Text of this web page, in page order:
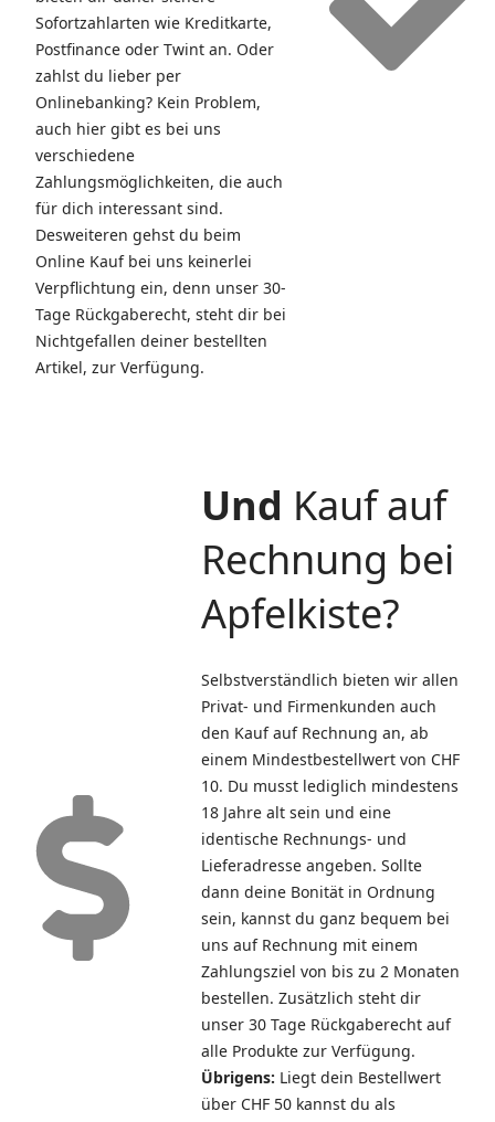
Sofortzahlarten wie Kreditkarte,
Postfinance oder Twint an. Oder
zahlst du lieber per
Onlinebanking? Kein Problem,
auch hier gibt es bei uns
verschiedene
Zahlungsmöglichkeiten, die auch
für dich interessant sind.
Desweiteren gehst du beim
Online Kauf bei uns keinerlei
Verpflichtung ein, denn unser 30-
Tage Rückgaberecht, steht dir bei
Nichtgefallen deiner bestellten
Artikel, zur Verfügung.
Und Kauf auf
Rechnung bei
Apfelkiste?
Selbstverständlich bieten wir allen
Privat- und Firmenkunden auch
den Kauf auf Rechnung an, ab
einem Mindestbestellwert von CHF
10. Du musst lediglich mindestens
18 Jahre alt sein und eine
identische Rechnungs- und
Lieferadresse angeben. Sollte
dann deine Bonität in Ordnung
sein, kannst du ganz bequem bei
uns auf Rechnung mit einem
Zahlungsziel von bis zu 2 Monaten
bestellen. Zusätzlich steht dir
unser 30 Tage Rückgaberecht auf
alle Produkte zur Verfügung.
Übrigens: Liegt dein Bestellwert
über CHF 50 kannst du als